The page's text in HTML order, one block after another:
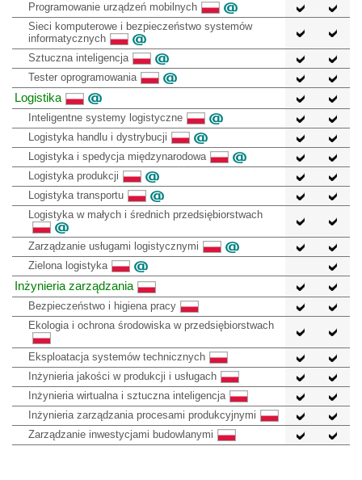
Programowanie urządzeń mobilnych
Sieci komputerowe i bezpieczeństwo systemów
informatycznych
Sztuczna inteligencja
Tester oprogramowania
Logistika
Inteligentne systemy logistyczne
Logistyka handlu i dystrybucji
Logistyka i spedycja międzynarodowa
Logistyka produkcji
Logistyka transportu
Logistyka w małych i średnich przedsiębiorstwach
Zarządzanie usługami logistycznymi
Zielona logistyka
Inżynieria zarządzania
Bezpieczeństwo i higiena pracy
Ekologia i ochrona środowiska w przedsiębiorstwach
Eksploatacja systemów technicznych
Inżynieria jakości w produkcji i usługach
Inżynieria wirtualna i sztuczna inteligencja
Inżynieria zarządzania procesami produkcyjnymi
Zarządzanie inwestycjami budowlanymi